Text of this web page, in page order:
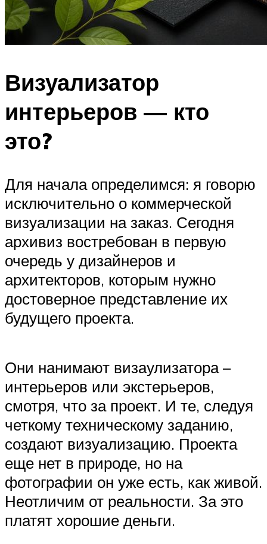
Визуализатор
интерьеров — кто
это?
Для начала определимся: я говорю
исключительно о коммерческой
визуализации на заказ. Сегодня
архивиз востребован в первую
очередь у дизайнеров и
архитекторов, которым нужно
достоверное представление их
будущего проекта.
Они нанимают визаулизатора –
интерьеров или экстерьеров,
смотря, что за проект. И те, следуя
четкому техническому заданию,
создают визуализацию. Проекта
еще нет в природе, но на
фотографии он уже есть, как живой.
Неотличим от реальности. За это
платят хорошие деньги.